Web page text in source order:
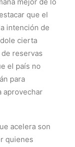
que el
intención de
cierta
reservas
el país no
para
aprovechar
acelera son
quienes